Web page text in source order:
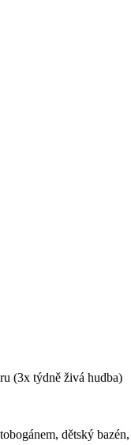
(3x týdně živá hudba)
dětský